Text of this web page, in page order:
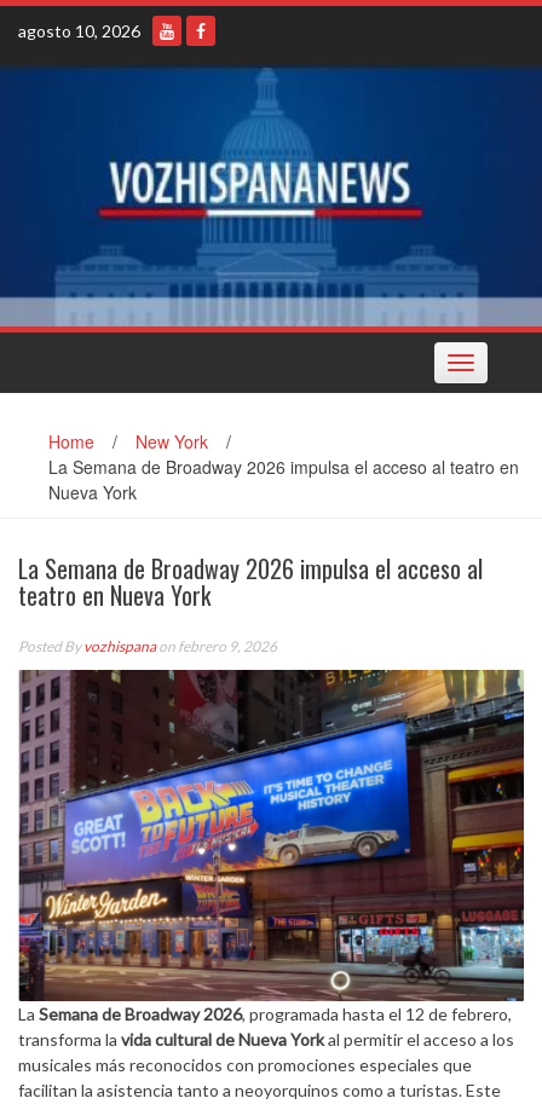
Skip
content
agosto 10, 2026
Toggle
navigation
Home / New York
/
La Semana de Broadway 2026 impulsa el acceso al teatro en
Nueva York
La Semana de Broadway 2026 impulsa el acceso al
teatro en Nueva York
Posted Byvozhispanaon febrero 9, 2026
La Semana de Broadway 2026, programada hasta el 12 de febrero,
transforma la vida cultural de Nueva Yorkal permitir el acceso a los
musicales más reconocidos con promociones especiales que
facilitan la asistencia tanto a neoyorquinos como a turistas. Este